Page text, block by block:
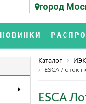
город
НОВИНКИ
Каталог ИЭК
ESCA Лоток
ESCA